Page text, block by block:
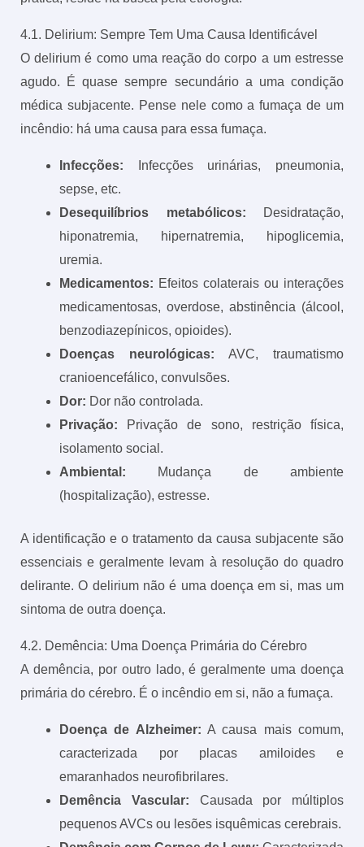
4.1. Delirium: Sempre Tem Uma Causa Identificável
O delirium é como uma reação do corpo a um estresse
agudo. É quase sempre secundário a uma condição
médica subjacente. Pense nele como a fumaça de um
incêndio: há uma causa para essa fumaça.
Infecções: Infecções urinárias, pneumonia,
sepse, etc.
Desequilíbrios metabólicos: Desidratação,
hiponatremia, hipernatremia, hipoglicemia,
uremia.
Medicamentos: Efeitos colaterais ou interações
medicamentosas, overdose, abstinência (álcool,
benzodiazepínicos, opioides).
Doenças neurológicas: AVC, traumatismo
cranioencefálico, convulsões.
Dor: Dor não controlada.
Privação: Privação de sono, restrição física,
isolamento social.
Ambiental: Mudança de ambiente
(hospitalização), estresse.
A identificação e o tratamento da causa subjacente são
essenciais e geralmente levam à resolução do quadro
delirante. O delirium não é uma doença em si, mas um
sintoma de outra doença.
4.2. Demência: Uma Doença Primária do Cérebro
A demência, por outro lado, é geralmente uma doença
primária do cérebro. É o incêndio em si, não a fumaça.
Doença de Alzheimer: A causa mais comum,
caracterizada por placas amiloides e
emaranhados neurofibrilares.
Demência Vascular: Causada por múltiplos
pequenos AVCs ou lesões isquêmicas cerebrais.